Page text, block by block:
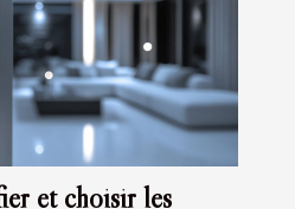
et choisir les